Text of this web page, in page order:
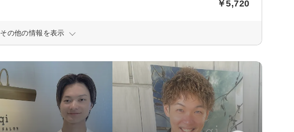
￥5,720
その他の情報を表示